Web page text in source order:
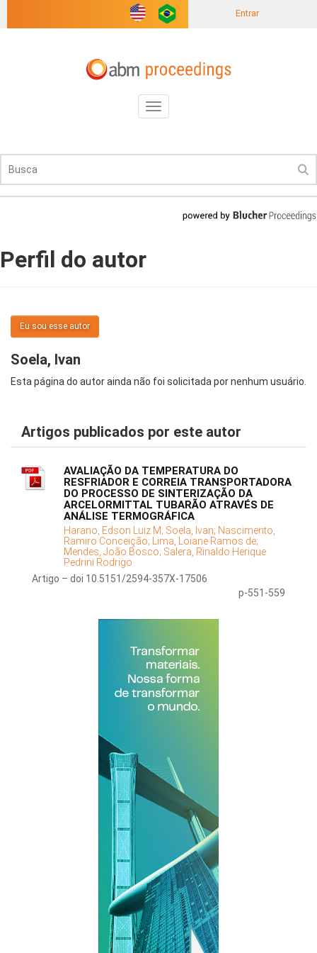
Entrar
Toggle
navigation
Perfil do autor
Eu sou esse autor
Soela, Ivan
Esta página do autor ainda não foi solicitada por nenhum usuário.
Artigos publicados por este autor
AVALIAÇÃO DA TEMPERATURA DO
RESFRIADOR E CORREIA TRANSPORTADORA
DO PROCESSO DE SINTERIZAÇÃO DA
ARCELORMITTAL TUBARÃO ATRAVÉS DE
ANÁLISE TERMOGRÁFICA
Harano, Edson Luiz M; Soela, Ivan; Nascimento,
Ramiro Conceição; Lima, Loiane Ramos de;
Mendes, João Bosco; Salera, Rinaldo Herique
Pedrini Rodrigo
Artigo – doi 10.5151/2594-357X-17506
p-551-559